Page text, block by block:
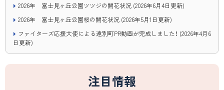
2026年 富士見ヶ丘公園ツツジの開花状況 (2026年6月4日 更新)
2026年 富士見ヶ丘公園桜の開花状況 (2026年5月1日 更新)
ファイターズ応援大使による遠別町PR動画が完成しました！ (2026年4月6
日 更新)
注目情報